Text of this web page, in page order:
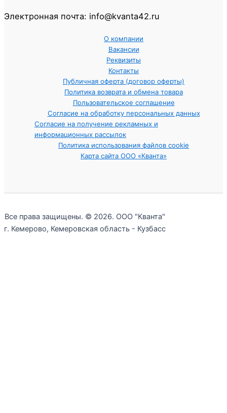
Электронная почта: info@kvanta42.ru
О компании
Вакансии
Реквизиты
Контакты
Публичная оферта (договор оферты)
Политика возврата и обмена товара
Пользовательское соглашение
Согласие на обработку персональных данных
Согласие на получение рекламных и
информационных рассылок
Политика использования файлов cookie
Карта сайта ООО «Кванта»
Все права защищены. © 2026. ООО "Кванта"
г. Кемерово, Кемеровская область - Кузбасс